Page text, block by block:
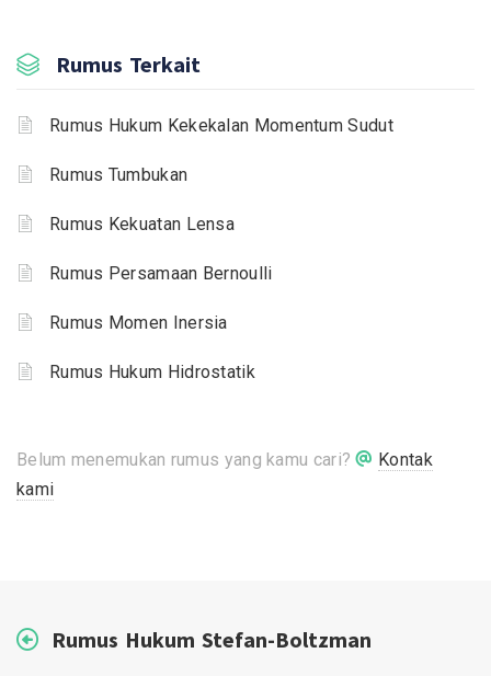
Rumus Terkait
Rumus Hukum Kekekalan Momentum Sudut
Rumus Tumbukan
Rumus Kekuatan Lensa
Rumus Persamaan Bernoulli
Rumus Momen Inersia
Rumus Hukum Hidrostatik
Belum menemukan rumus yang kamu cari?
Kontak
kami
Rumus Hukum Stefan-Boltzman